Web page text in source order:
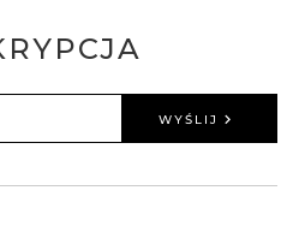
WYŚLIJ